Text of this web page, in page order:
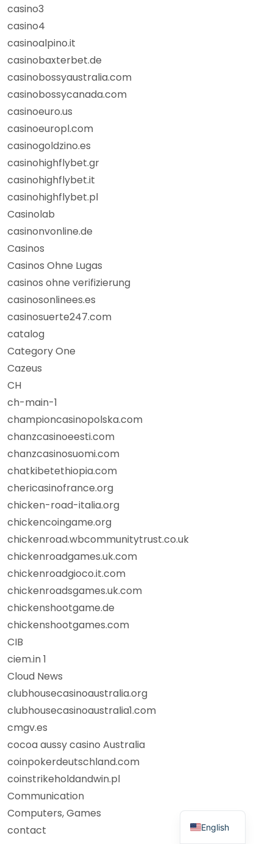
casino3
casino4
casinoalpino.it
casinobaxterbet.de
casinobossyaustralia.com
casinobossycanada.com
casinoeuro.us
casinoeuropl.com
casinogoldzino.es
casinohighflybet.gr
casinohighflybet.it
casinohighflybet.pl
Casinolab
casinonvonline.de
Casinos
Casinos Ohne Lugas
casinos ohne verifizierung
casinosonlinees.es
casinosuerte247.com
catalog
Category One
Cazeus
CH
ch-main-1
championcasinopolska.com
chanzcasinoeesti.com
chanzcasinosuomi.com
chatkibetethiopia.com
chericasinofrance.org
chicken-road-italia.org
chickencoingame.org
chickenroad.wbcommunitytrust.co.uk
chickenroadgames.uk.com
chickenroadgioco.it.com
chickenroadsgames.uk.com
chickenshootgame.de
chickenshootgames.com
CIB
ciem.in 1
Cloud News
clubhousecasinoaustralia.org
clubhousecasinoaustralia1.com
cmgv.es
cocoa aussy casino Australia
coinpokerdeutschland.com
coinstrikeholdandwin.pl
Communication
Computers, Games
contact
English